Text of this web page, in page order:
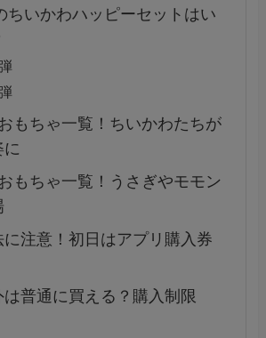
ちいかわハッピーセットはい
もちゃ一覧！ちいかわたちが
に
もちゃ一覧！うさぎやモモン
に注意！初日はアプリ購入券
普通に買える？購入制限